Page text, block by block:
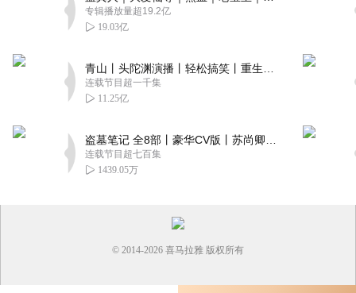
专辑播放量超19.2亿
19.03亿
连载节目超一千集
11.25亿
连载节目超七百集
1439.05万
© 2014-2026 喜马拉雅 版权所有